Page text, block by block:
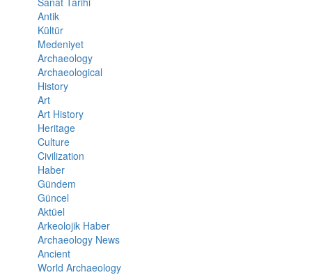
Antik
Kültür
Medeniyet
Archaeology
Archaeological
History
Art
Art History
Heritage
Culture
Civilization
Haber
Gündem
Güncel
Aktüel
Arkeolojik Haber
Archaeology News
Ancient
World Archaeology